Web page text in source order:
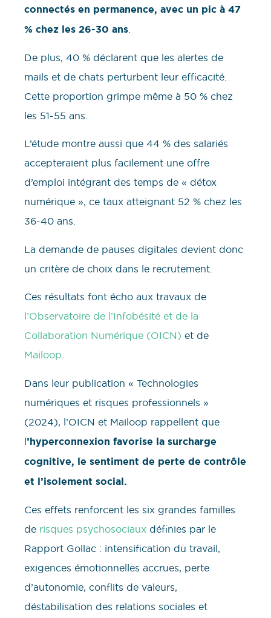
connectés en permanence, avec un pic à 47
% chez les 26-30 ans
De plus, 40 % déclarent que les alertes de
mails et de chats perturbent leur efficacité.
Cette proportion grimpe même à 50 % chez
les 51-55 ans.
L’étude montre aussi que 44 % des salariés
accepteraient plus facilement une offre
d’emploi intégrant des temps de « détox
numérique », ce taux atteignant 52 % chez les
36-40 ans.
La demande de pauses digitales devient donc
un critère de choix dans le recrutement.
Ces résultats font écho aux travaux de
l’Observatoire de l’Infobésité et de la
Collaboration Numérique (OICN) et de
Mailoop.
Dans leur publication « Technologies
numériques et risques professionnels »
(2024), l’OICN et Mailoop rappellent que
l’hyperconnexion favorise la surcharge
cognitive, le sentiment de perte de contrôle
et l’isolement social.
Ces effets renforcent les six grandes familles
de risques psychosociaux définies par le
Rapport Gollac : intensification du travail,
exigences émotionnelles accrues, perte
d’autonomie, conflits de valeurs,
déstabilisation des relations sociales et